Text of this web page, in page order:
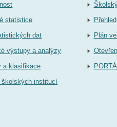
statistice
dat
výstupy a analýzy
a klasifikace
školských institucí
Plán